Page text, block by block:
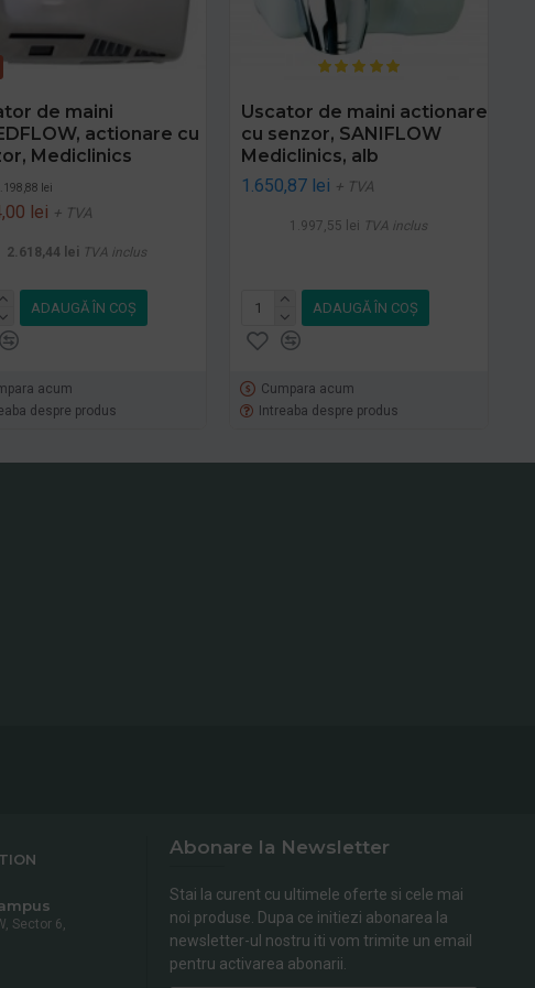
de maini
actionare cu
Mediclinics
lei
lei + TVA
2.618,44 lei TVA inclus
ADAUGĂ ÎN COŞ
acum
despre produs
Uscator de maini actionare
cu senzor, SANIFLOW
Mediclinics, alb
1.650,87 lei + TVA
1.997,55 lei TVA inclus
ADAUGĂ ÎN COŞ
Cumpara acum
Intreaba despre produs
Sector 6,
Abonare la Newsletter
Stai la curent cu ultimele oferte si cele mai
noi produse. Dupa ce initiezi abonarea la
newsletter-ul nostru iti vom trimite un email
pentru activarea abonarii.